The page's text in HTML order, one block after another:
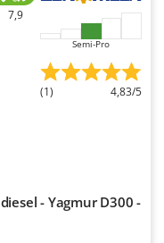
7,9
Semi-Pro
(1) 4,83/5
- Yagmur D300 -